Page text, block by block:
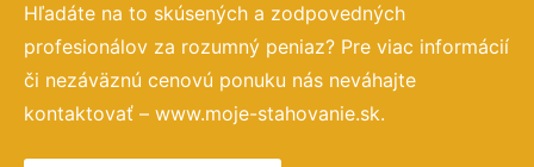
Hľadáte na to skúsených a zodpovedných
profesionálov za rozumný peniaz? Pre viac informácií
či nezáväznú cenovú ponuku nás neváhajte
kontaktovať – www.moje-stahovanie.sk.